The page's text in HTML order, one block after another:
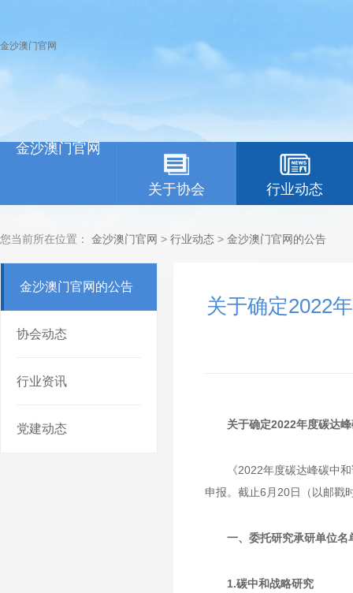
金沙澳门官网
金沙澳门官网
关于协会 行业动态
您当前所在位置： 金沙澳门官网 > 行业动态 > 金沙澳门官网的公告
金沙澳门官网的公告
协会动态
行业资讯
党建动态
关于确定2022
关于确定2022年度碳达
《2022年度碳达峰碳中
申报。截止6月20日（以邮戳
一、委托研究承研单位名
1.碳中和战略研究